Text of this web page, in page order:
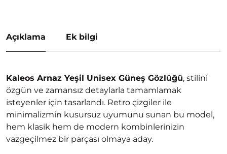
Açıklama Ek bilgi
Kaleos Arnaz Yeşil Unisex Güneş Gözlüğü, stilini
özgün ve zamansız detaylarla tamamlamak
isteyenler için tasarlandı. Retro çizgiler ile
minimalizmin kusursuz uyumunu sunan bu model,
hem klasik hem de modern kombinlerinizin
vazgeçilmez bir parçası olmaya aday.